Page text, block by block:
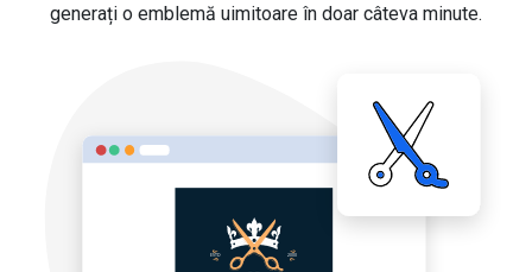
generați o emblemă uimitoare în doar câteva minute.